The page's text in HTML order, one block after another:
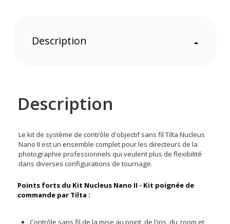
Description -
Description
Le kit de système de contrôle d'objectif sans fil Tilta Nucleus
Nano II est un ensemble complet pour les directeurs de la
photographie professionnels qui veulent plus de flexibilité
dans diverses configurations de tournage.
Points forts du Kit Nucleus Nano II - Kit poignée de
commande par Tilta :
Contrôle sans fil de la mise au point, de l'iris, du zoom et